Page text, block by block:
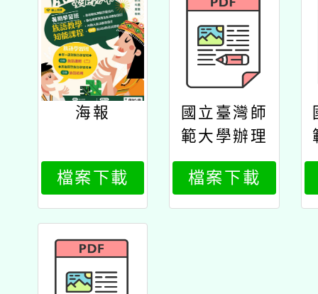
海報
檔案下載
國立臺灣師
範大學辦理
原住民族語
言臺北學習
中心114年
檔案下載